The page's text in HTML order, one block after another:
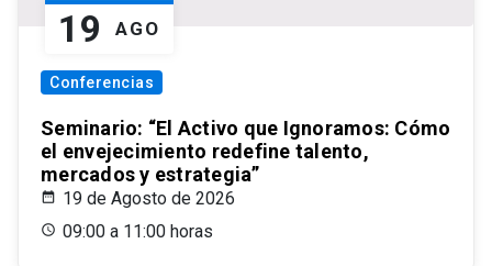
19 AGO
Conferencias
Seminario: “El Activo que Ignoramos: Cómo
el envejecimiento redefine talento,
mercados y estrategia”
19 de Agosto de 2026
09:00 a 11:00 horas